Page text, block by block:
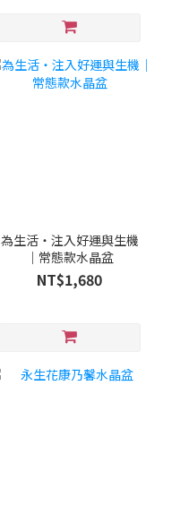
為生活・注入好運與生機
｜常態款水晶盆
NT$1,680